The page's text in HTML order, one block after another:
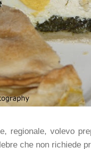
regionale, volevo
che non richiede